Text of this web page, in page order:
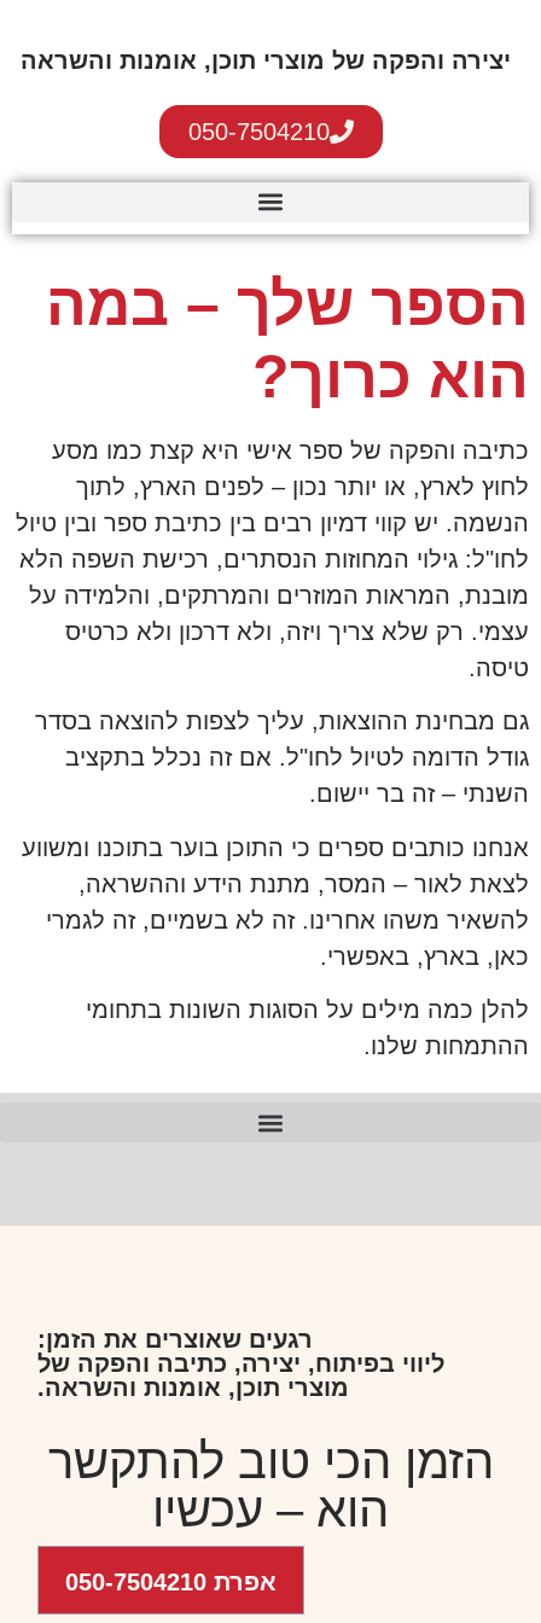
יצירה והפקה של מוצרי תוכן, אומנות והשראה
050-7504210
הספר שלך – במה
הוא כרוך?
כתיבה והפקה של ספר אישי היא קצת כמו מסע
לחוץ לארץ, או יותר נכון – לפנים הארץ, לתוך
הנשמה. יש קווי דמיון רבים בין כתיבת ספר ובין טיול
לחו"ל: גילוי המחוזות הנסתרים, רכישת השפה הלא
מובנת, המראות המוזרים והמרתקים, והלמידה על
עצמי. רק שלא צריך ויזה, ולא דרכון ולא כרטיס
טיסה.
גם מבחינת ההוצאות, עליך לצפות להוצאה בסדר
גודל הדומה לטיול לחו"ל. אם זה נכלל בתקציב
השנתי – זה בר יישום.
אנחנו כותבים ספרים כי התוכן בוער בתוכנו ומשווע
לצאת לאור – המסר, מתנת הידע וההשראה,
להשאיר משהו אחרינו. זה לא בשמיים, זה לגמרי
כאן, בארץ, באפשרי.
להלן כמה מילים על הסוגות השונות בתחומי
ההתמחות שלנו.
רגעים שאוצרים את הזמן:
ליווי בפיתוח, יצירה, כתיבה והפקה של
מוצרי תוכן, אומנות והשראה.
הזמן הכי טוב להתקשר
הוא – עכשיו
אפרת 050-7504210